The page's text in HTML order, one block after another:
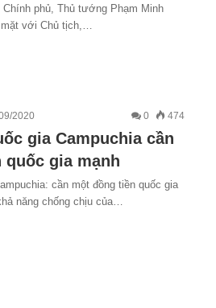
phủ, Thủ tướng Phạm Minh
với Chủ tịch,…
2020 0 474
gia Campuchia cần
gia mạnh
cần một đồng tiền quốc gia
năng chống chịu của…